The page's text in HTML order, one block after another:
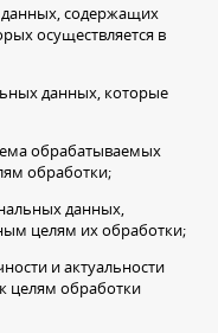
содержащих
осуществляется в
данных, которые
обрабатываемых
обработки;
данных,
целям их обработки;
и актуальности
целям обработки